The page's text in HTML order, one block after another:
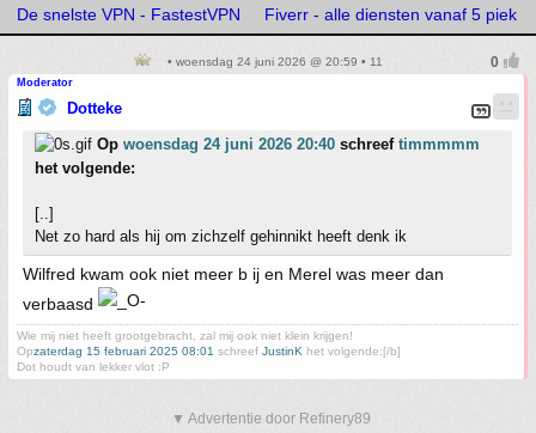
De snelste VPN - FastestVPN Fiverr - alle diensten vanaf 5 piek
• woensdag 24 juni 2026 @ 20:59 • 11
Moderator
Dotteke
Op woensdag 24 juni 2026 20:40 schreef timmmmm
het volgende:
[..]
Net zo hard als hij om zichzelf gehinnikt heeft denk ik
Wilfred kwam ook niet meer b ij en Merel was meer dan
verbaasd
Wie mij niet heeft grootgebracht, zal mij ook niet klein krijgen!
Opzaterdag 15 februari 2025 08:01 schreef JustinK het volgende:[/b]
Dot houdt van lekker vlot :P
▼ Advertentie door Refinery89